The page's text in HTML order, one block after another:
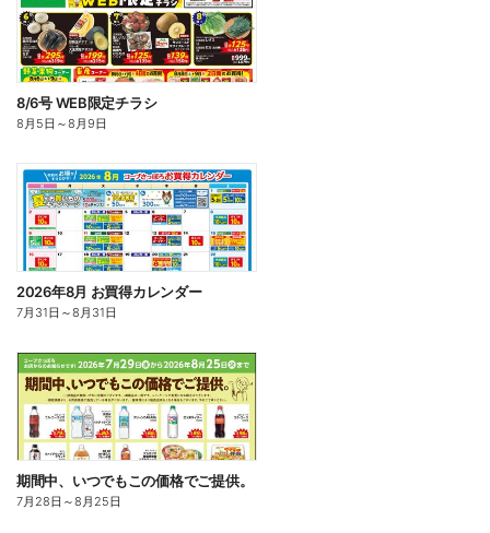
8/6号 WEB限定チラシ
8月5日 ～8月9日
2026年8月 お買得カレンダー
7月31日 ～8月31日
期間中、いつでもこの価格でご提供。
7月28日 ～8月25日